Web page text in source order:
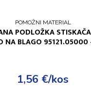
POMOŽNI MATERIAL
PODLOŽKA
NA BLAGO
1,56 €/kos